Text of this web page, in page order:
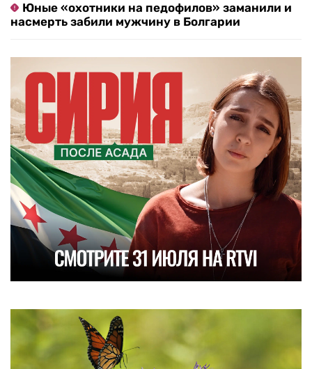
Юные «охотники на педофилов» заманили и
насмерть забили мужчину в Болгарии